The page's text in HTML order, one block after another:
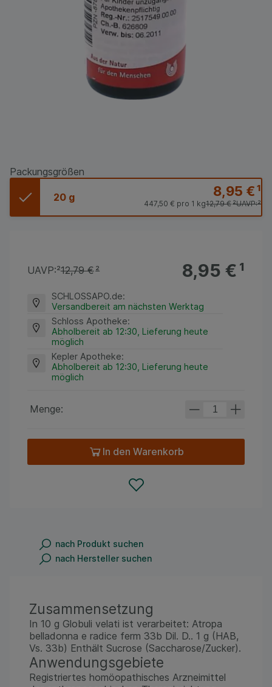
Packungsgrößen
20 g 8,95 €¹
UAVP:²
12,79 €²
447,50 € pro 1 kg
8,95 €¹
UAVP:²12,79 €²
SCHLOSSAPO.de:
Versandbereit am nächsten Werktag
Schloss Apotheke:
Abholbereit ab 12:30, Lieferung heute
möglich
Kepler Apotheke:
Abholbereit ab 12:30, Lieferung heute
möglich
Menge:
In den Warenkorb
nach Produkt suchen
nach Hersteller suchen
Zusammensetzung
In 10 g Globuli velati ist verarbeitet: Atropa
belladonna e radice ferm 33b Dil. D.. 1 g (HAB,
Vs. 33b) Enthält Sucrose (Saccharose/Zucker).
Anwendungsgebiete
Registriertes homöopathisches Arzneimittel